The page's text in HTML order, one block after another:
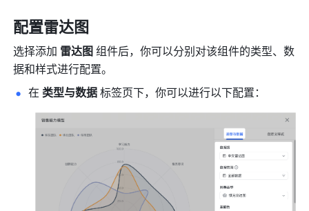
配置雷达图
选择添加 雷达图 组件后，你可以分别对该组件的类型、数
据和样式进行配置。
在 类型与数据 标签页下，你可以进行以下配置：